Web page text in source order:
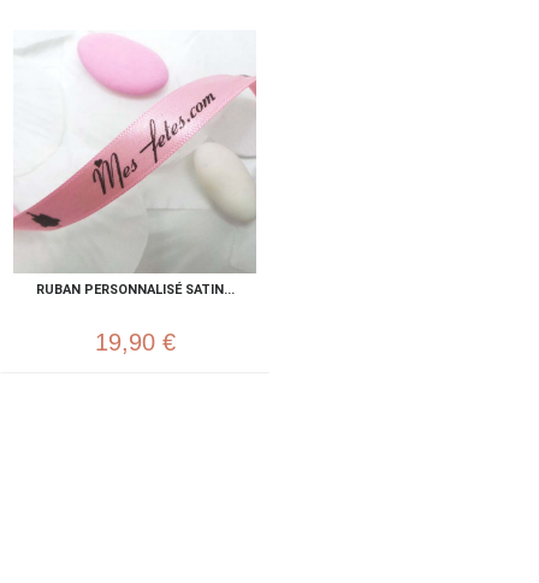
RUBAN PERSONNALISÉ SATIN...
19,90 €